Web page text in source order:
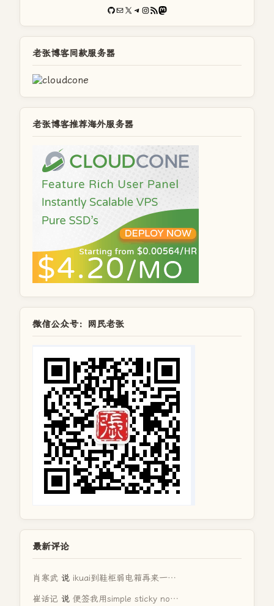
GitHub
电子邮件X Telegram
Instagram
RSS FeedMastodon
老张博客同款服务器
老张博客推荐海外服务器
微信公众号：网民老张
最新评论
肖寒武 说 ikuai到鞋柜弱电箱再来一…
崔话记 说 便签我用simple sticky no…